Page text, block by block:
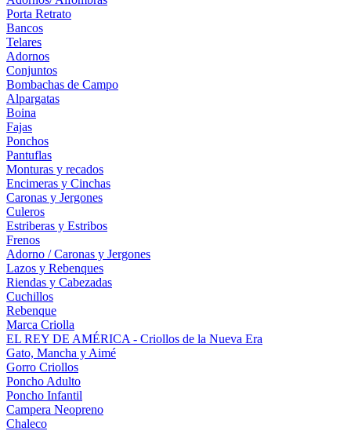
Porta Retrato
Bancos
Telares
Adornos
Conjuntos
Bombachas de Campo
Alpargatas
Boina
Fajas
Ponchos
Pantuflas
Monturas y recados
Encimeras y Cinchas
Caronas y Jergones
Culeros
Estriberas y Estribos
Frenos
Adorno / Caronas y Jergones
Lazos y Rebenques
Riendas y Cabezadas
Cuchillos
Rebenque
Marca Criolla
EL REY DE AMÉRICA - Criollos de la Nueva Era
Gato, Mancha y Aimé
Gorro Criollos
Poncho Adulto
Poncho Infantil
Campera Neopreno
Chaleco